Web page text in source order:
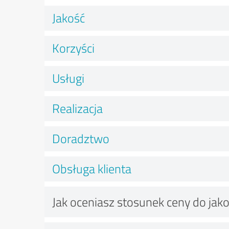
Jakość
Korzyści
Usługi
Realizacja
Doradztwo
Obsługa klienta
Jak oceniasz stosunek ceny do